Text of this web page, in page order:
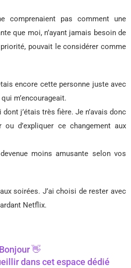
comprenaient pas comment une
que moi, n’ayant jamais besoin de
pouvait le considérer comme
encore cette personne juste avec
m’encourageait.
j’étais très fière. Je n’avais donc
ou d’expliquer ce changement aux
moins amusante selon vos
soirées. J’ai choisi de rester avec
Netflix.
Bonjour 👋
dans cet espace dédié